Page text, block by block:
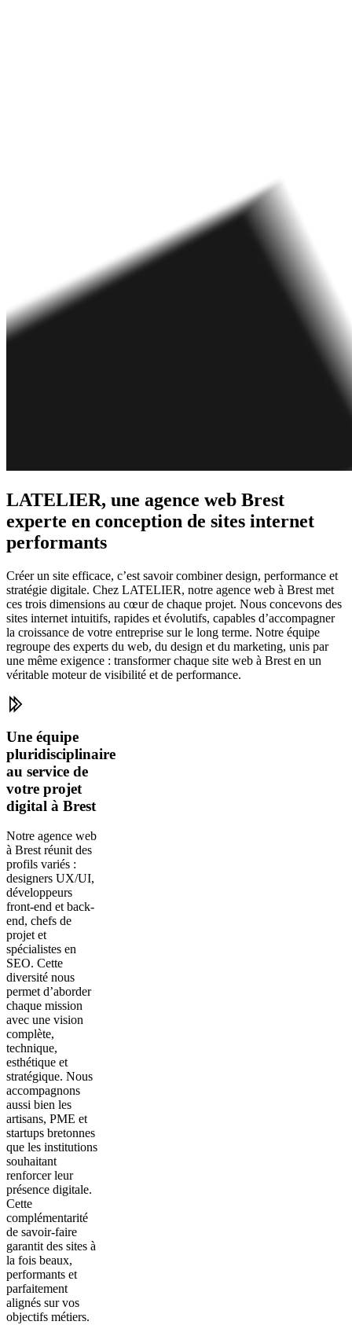
LATELIER, une agence web Brest
experte en conception de sites internet
performants
Créer un site efficace, c’est savoir combiner design, performance et
stratégie digitale. Chez LATELIER, notre agence web à Brest met
ces trois dimensions au cœur de chaque projet. Nous concevons des
sites internet intuitifs, rapides et évolutifs, capables d’accompagner
la croissance de votre entreprise sur le long terme. Notre équipe
regroupe des experts du web, du design et du marketing, unis par
une même exigence : transformer chaque site web à Brest en un
véritable moteur de visibilité et de performance.
Une équipe
pluridisciplinaire
au service de
votre projet
digital à Brest
Notre agence web
à Brest réunit des
profils variés :
designers UX/UI,
développeurs
front-end et back-
end, chefs de
projet et
spécialistes en
SEO. Cette
diversité nous
permet d’aborder
chaque mission
avec une vision
complète,
technique,
esthétique et
stratégique. Nous
accompagnons
aussi bien les
artisans, PME et
startups bretonnes
que les institutions
souhaitant
renforcer leur
présence digitale.
Cette
complémentarité
de savoir-faire
garantit des sites à
la fois beaux,
performants et
parfaitement
alignés sur vos
objectifs métiers.